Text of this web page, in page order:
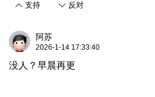
支持 反对
阿苏
2026-1-14 17:33:40
没人？早晨再更